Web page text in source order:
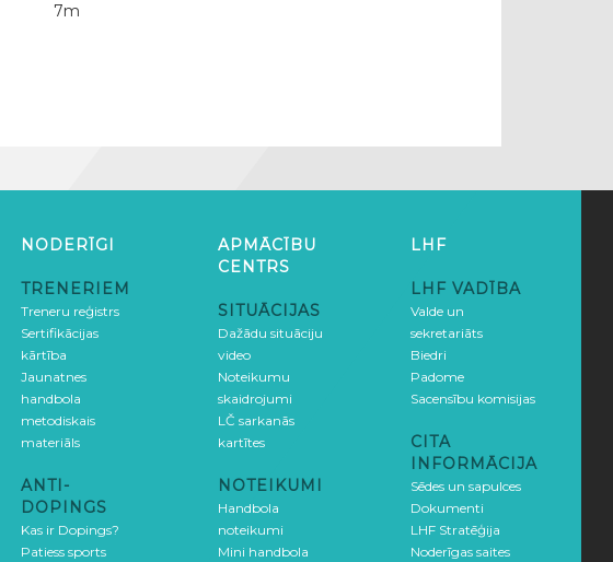
7m
NODERĪGI
TRENERIEM
Treneru reģistrs
Sertifikācijas
kārtība
Jaunatnes
handbola
metodiskais
materiāls
ANTI-
DOPINGS
Kas ir Dopings?
Patiess sports
APMĀCĪBU
CENTRS
SITUĀCIJAS
Dažādu situāciju
video
Noteikumu
skaidrojumi
LČ sarkanās
kartītes
NOTEIKUMI
Handbola
noteikumi
Mini handbola
LHF
LHF VADĪBA
Valde un
sekretariāts
Biedri
Padome
Sacensību komisijas
CITA
INFORMĀCIJA
Sēdes un sapulces
Dokumenti
LHF Stratēģija
Noderīgas saites